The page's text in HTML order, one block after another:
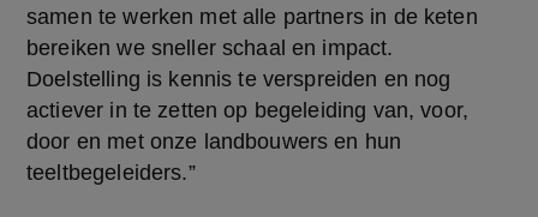
samen te werken met alle partners in de keten
bereiken we sneller schaal en impact.
Doelstelling is kennis te verspreiden en nog
actiever in te zetten op begeleiding van, voor,
door en met onze landbouwers en hun
teeltbegeleiders.”